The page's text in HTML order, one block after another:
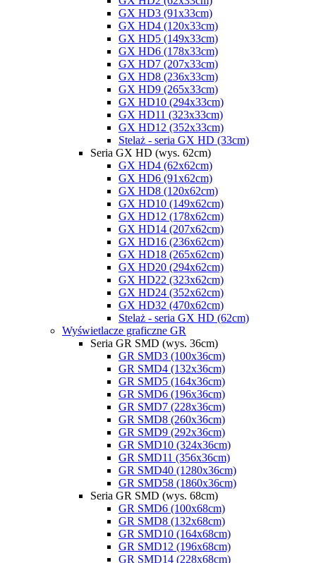
GX HD3 (91x33cm)
GX HD4 (120x33cm)
GX HD5 (149x33cm)
GX HD6 (178x33cm)
GX HD7 (207x33cm)
GX HD8 (236x33cm)
GX HD9 (265x33cm)
GX HD10 (294x33cm)
GX HD11 (323x33cm)
GX HD12 (352x33cm)
Stelaż - seria GX HD (33cm)
Seria GX HD (wys. 62cm)
GX HD4 (62x62cm)
GX HD6 (91x62cm)
GX HD8 (120x62cm)
GX HD10 (149x62cm)
GX HD12 (178x62cm)
GX HD14 (207x62cm)
GX HD16 (236x62cm)
GX HD18 (265x62cm)
GX HD20 (294x62cm)
GX HD22 (323x62cm)
GX HD24 (352x62cm)
GX HD32 (470x62cm)
Stelaż - seria GX HD (62cm)
Wyświetlacze graficzne GR
Seria GR SMD (wys. 36cm)
GR SMD3 (100x36cm)
GR SMD4 (132x36cm)
GR SMD5 (164x36cm)
GR SMD6 (196x36cm)
GR SMD7 (228x36cm)
GR SMD8 (260x36cm)
GR SMD9 (292x36cm)
GR SMD10 (324x36cm)
GR SMD11 (356x36cm)
GR SMD40 (1280x36cm)
GR SMD58 (1860x36cm)
Seria GR SMD (wys. 68cm)
GR SMD6 (100x68cm)
GR SMD8 (132x68cm)
GR SMD10 (164x68cm)
GR SMD12 (196x68cm)
GR SMD14 (228x68cm)